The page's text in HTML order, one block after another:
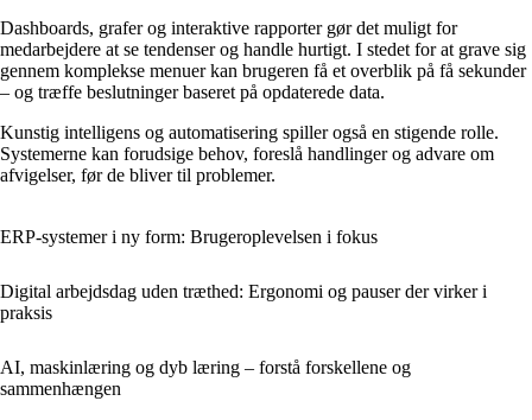
Dashboards, grafer og interaktive rapporter gør det muligt for
medarbejdere at se tendenser og handle hurtigt. I stedet for at grave sig
gennem komplekse menuer kan brugeren få et overblik på få sekunder
– og træffe beslutninger baseret på opdaterede data.
Kunstig intelligens og automatisering spiller også en stigende rolle.
Systemerne kan forudsige behov, foreslå handlinger og advare om
afvigelser, før de bliver til problemer.
ERP-systemer i ny form: Brugeroplevelsen i fokus
Digital arbejdsdag uden træthed: Ergonomi og pauser der virker i
praksis
AI, maskinlæring og dyb læring – forstå forskellene og
sammenhængen